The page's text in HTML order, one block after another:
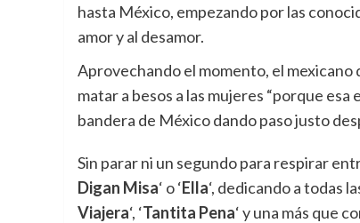
hasta México, empezando por las
amor y al desamor.
Aprovechando el momento, el mexicano
matar a besos a las mujeres “porque
bandera de México dando paso justo
Sin parar ni un segundo para respirar
Digan Misa‘ o ‘Ella‘, dedicando a todas
Viajera‘, ‘Tantita Pena‘ y una más que